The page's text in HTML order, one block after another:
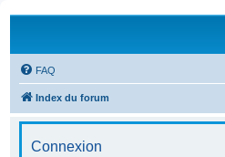
FAQ
Index du forum
Connexion